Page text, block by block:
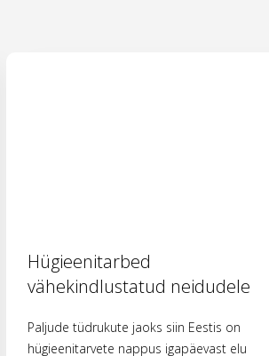
Hügieenitarbed
vähekindlustatud neidudele
Paljude tüdrukute jaoks siin Eestis on
hügieenitarvete nappus igapäevast elu